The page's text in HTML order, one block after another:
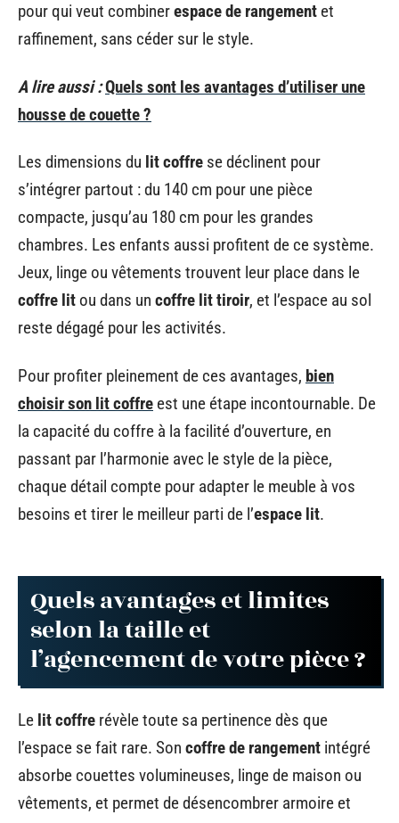
pour qui veut combinerespace de rangement et
raffinement, sans céder sur le style.
A lire aussi :Quels sont les avantages d’utiliser une
housse de couette ?
Les dimensions du lit coffre se déclinent pour
s’intégrer partout : du 140 cm pour une pièce
compacte, jusqu’au 180 cm pour les grandes
chambres. Les enfants aussi profitent de ce système.
Jeux, linge ou vêtements trouvent leur place dans le
coffre lit ou dans un coffre lit tiroir, et l’espace au sol
reste dégagé pour les activités.
Pour profiter pleinement de ces avantages, bien
choisir son lit coffre est une étape incontournable. De
la capacité du coffre à la facilité d’ouverture, en
passant par l’harmonie avec le style de la pièce,
chaque détail compte pour adapter le meuble à vos
besoins et tirer le meilleur parti de l’espace lit.
Quels avantages et limites
selon la taille et
l’agencement de votre pièce ?
Le lit coffre révèle toute sa pertinence dès que
l’espace se fait rare. Son coffre de rangement intégré
absorbe couettes volumineuses, linge de maison ou
vêtements, et permet de désencombrer armoire et